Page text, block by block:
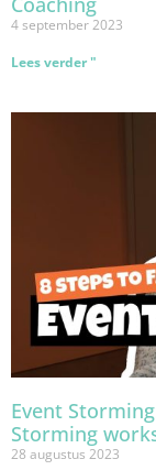
4 september 2023
Lees verder "
Event
Storming
28 augustus 2023